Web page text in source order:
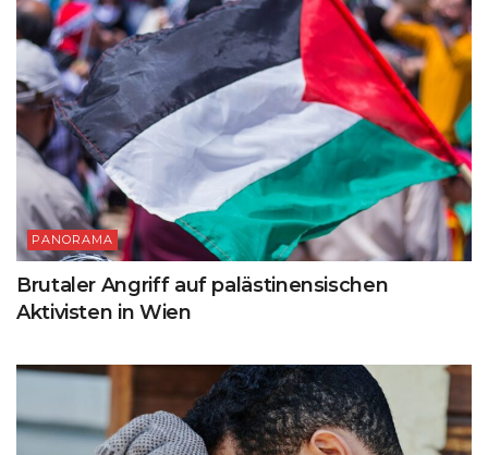
PANORAMA
Brutaler Angriff auf palästinensischen
Aktivisten in Wien